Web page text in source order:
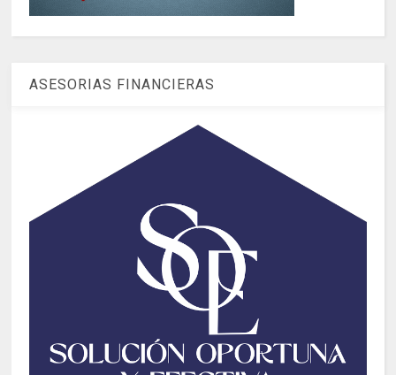
ASESORIAS FINANCIERAS